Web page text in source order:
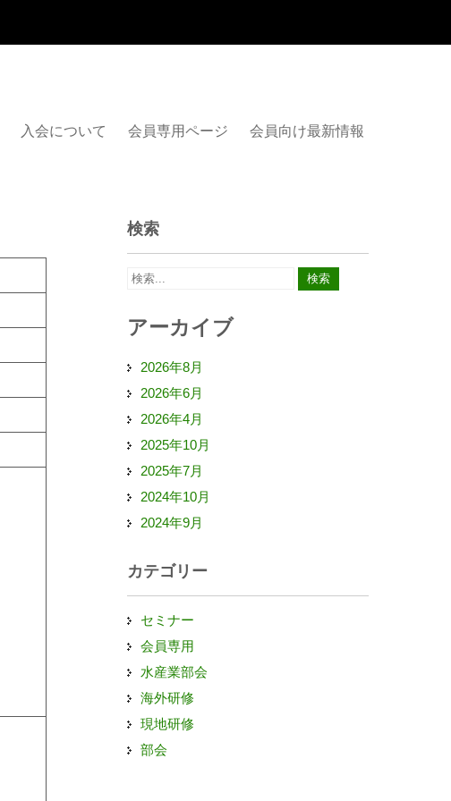
入会について 会員専用ページ 会員向け最新情報
検索
アーカイブ
2026年8月
2026年6月
2026年4月
2025年10月
2025年7月
2024年10月
2024年9月
カテゴリー
セミナー
会員専用
水産業部会
海外研修
現地研修
部会